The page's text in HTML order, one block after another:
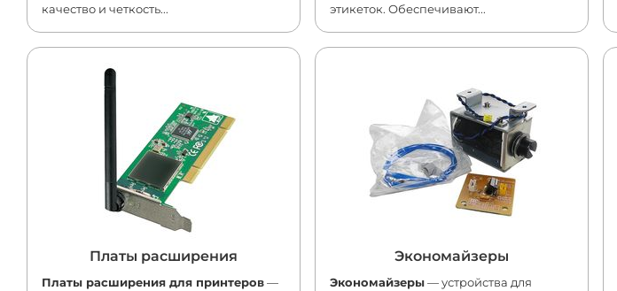
качество и четкость...
этикеток. Обеспечивают...
Платы расширения
Платы расширения для принтеров—
Экономайзеры
Экономайзеры— устройства для